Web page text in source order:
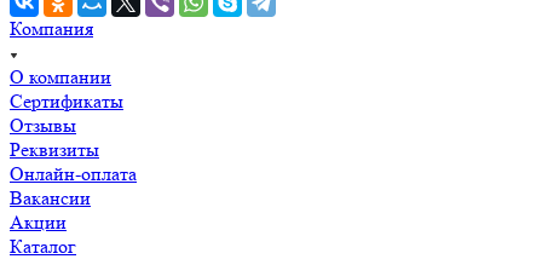
Компания
О компании
Сертификаты
Отзывы
Реквизиты
Онлайн-оплата
Вакансии
Акции
Каталог